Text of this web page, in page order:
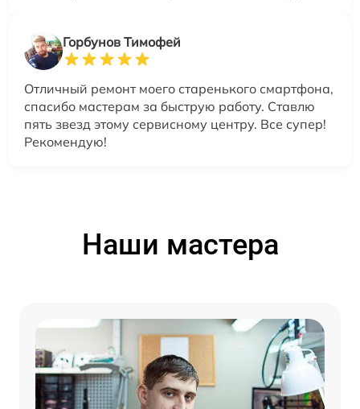
Горбунов Тимофей
Отличный ремонт моего старенького смартфона,
спасибо мастерам за быструю работу. Ставлю
пять звезд этому сервисному центру. Все супер!
Рекомендую!
Наши мастера